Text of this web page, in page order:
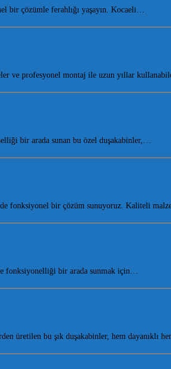
bir çözümle ferahlığı yaşayın. Kocaeli…
ve profesyonel montaj ile uzun yıllar
bir arada sunan bu özel duşakabinler,…
fonksiyonel bir çözüm sunuyoruz. Kaliteli
fonksiyonelliği bir arada sunmak için…
üretilen bu şık duşakabinler, hem dayanıklı